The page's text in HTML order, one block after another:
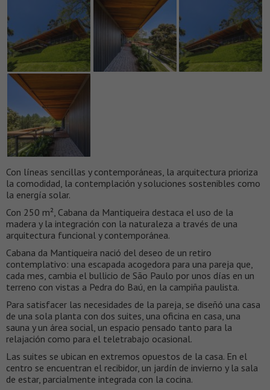
Con líneas sencillas y contemporáneas, la arquitectura prioriza
la comodidad, la contemplación y soluciones sostenibles como
la energía solar.
Con 250 m², Cabana da Mantiqueira destaca el uso de la
madera y la integración con la naturaleza a través de una
arquitectura funcional y contemporánea.
Cabana da Mantiqueira nació del deseo de un retiro
contemplativo: una escapada acogedora para una pareja que,
cada mes, cambia el bullicio de São Paulo por unos días en un
terreno con vistas a Pedra do Baú, en la campiña paulista.
Para satisfacer las necesidades de la pareja, se diseñó una casa
de una sola planta con dos suites, una oficina en casa, una
sauna y un área social, un espacio pensado tanto para la
relajación como para el teletrabajo ocasional.
Las suites se ubican en extremos opuestos de la casa. En el
centro se encuentran el recibidor, un jardín de invierno y la sala
de estar, parcialmente integrada con la cocina.